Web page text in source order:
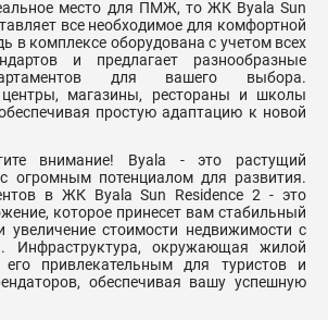
место для ПМЖ, то ЖК Byala Sun
все необходимое для комфортной
в комплексе оборудована с учетом всех
и предлагает разнообразные
для вашего выбора.
центры, магазины, рестораны и школы
простую адаптацию к новой
внимание! Byala - это растущий
огромным потенциалом для развития.
в ЖК Byala Sun Residence 2 - это
которое принесет вам стабильный
увеличение стоимости недвижимости с
Инфраструктура, окружающая жилой
его привлекательным для туристов и
обеспечивая вашу успешную